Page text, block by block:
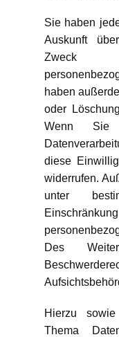
Sie haben
Auskunft
Zweck
haben
oder
Wenn Sie
diese
widerrufen.
unter
Des
Hierzu
Thema